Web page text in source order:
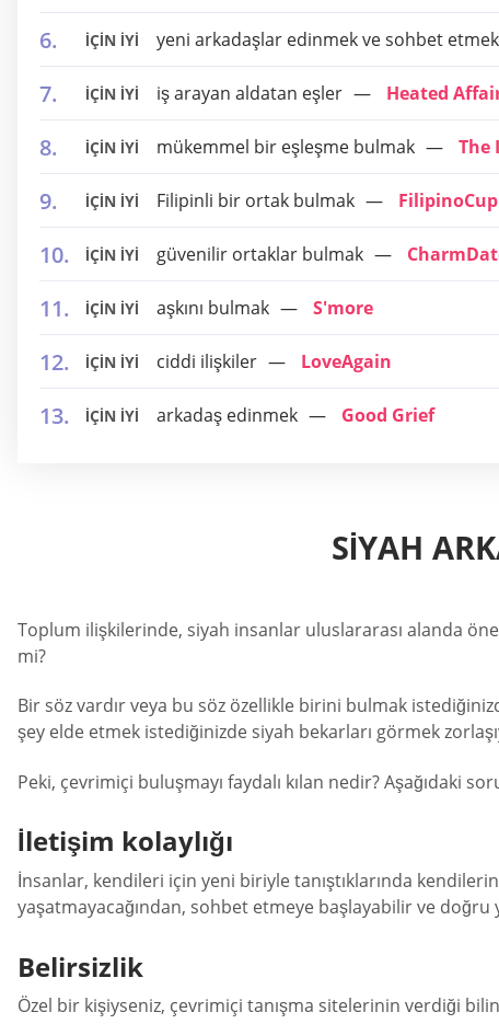
İÇİN İYİ yeni arkadaşlar edinmek ve sohbet etmek
İÇİN İYİ iş arayan aldatan eşler Heated
İÇİN İYİ mükemmel bir eşleşme bulmak The
İÇİN İYİ Filipinli bir ortak bulmak
İÇİN İYİ güvenilir ortaklar bulmak
İÇİN İYİ aşkını bulmak S'more
İÇİN İYİ ciddi ilişkiler LoveAgain
İÇİN İYİ arkadaş edinmek Good Grief
SIYAH
Toplum ilişkilerinde, siyah insanlar uluslararası alanda
mi?
Bir söz vardır veya bu söz özellikle birini bulmak
şey elde etmek istediğinizde siyah bekarları görmek
Peki, çevrimiçi buluşmayı faydalı kılan nedir? Aşağıdaki
İletişim kolaylığı
İnsanlar, kendileri için yeni biriyle tanıştıklarında
yaşatmayacağından, sohbet etmeye başlayabilir ve doğru
Belirsizlik
Özel bir kişiyseniz, çevrimiçi tanışma sitelerinin verdiği